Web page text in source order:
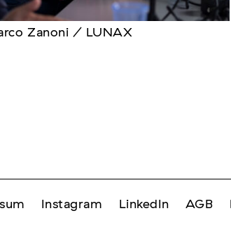
Zanoni / LUNAX
Instagram LinkedIn AGB